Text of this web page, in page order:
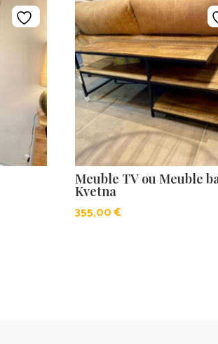
Meuble TV ou Meuble
Kvetna
355,00€